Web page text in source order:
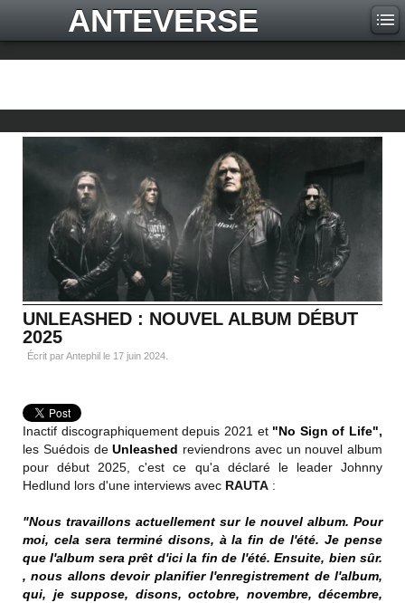
ANTEVERSE
UNLEASHED : NOUVEL ALBUM DÉBUT
2025
Écrit par Antephil le 17 juin 2024
Inactif discographiquement depuis 2021 et "No Sign of Life",
les Suédois deUnleashed reviendrons avec un nouvel album
pour début 2025, c'est ce qu'a déclaré le leader Johnny
Hedlund lors d'une interviews avec RAUTA :
"Nous travaillons actuellement sur le nouvel album. Pour
moi, cela sera terminé disons, à la fin de l'été. Je pense
que l'album sera prêt d'ici la fin de l'été. Ensuite, bien sûr.
, nous allons devoir planifier l'enregistrement de l'album,
qui, je suppose, disons, octobre, novembre, décembre,